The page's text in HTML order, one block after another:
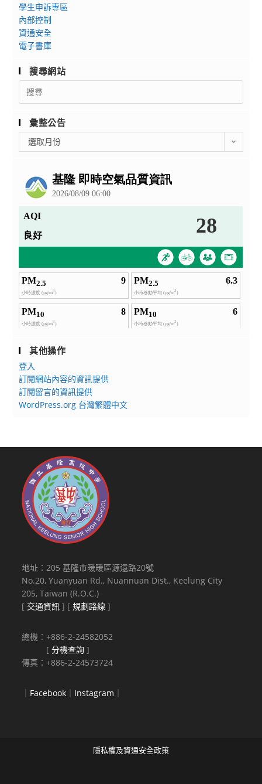
學生申訴專區
內部控制
資通安全
電子書庫
搜尋網站
Search
for:
彙整公告
整
選取月份
其他操作
登入
訂閱網站內容的資訊提供
訂閱留言的資訊提供
WordPress.org 台灣繁體中文
地址：205 基隆市暖暖區源遠路20號
No.20, Yuanyuan Rd., Nuannuan Dist., Keelung City
205, Taiwan (R.O.C.)
[ 交通資訊 ] [規劃路線 ]
總機：+886-2-24582052
[分機查詢 ]
傳真：+886-2-24573724
｜ Facebook ｜ Instagram ｜
隱私權及資通安全政策